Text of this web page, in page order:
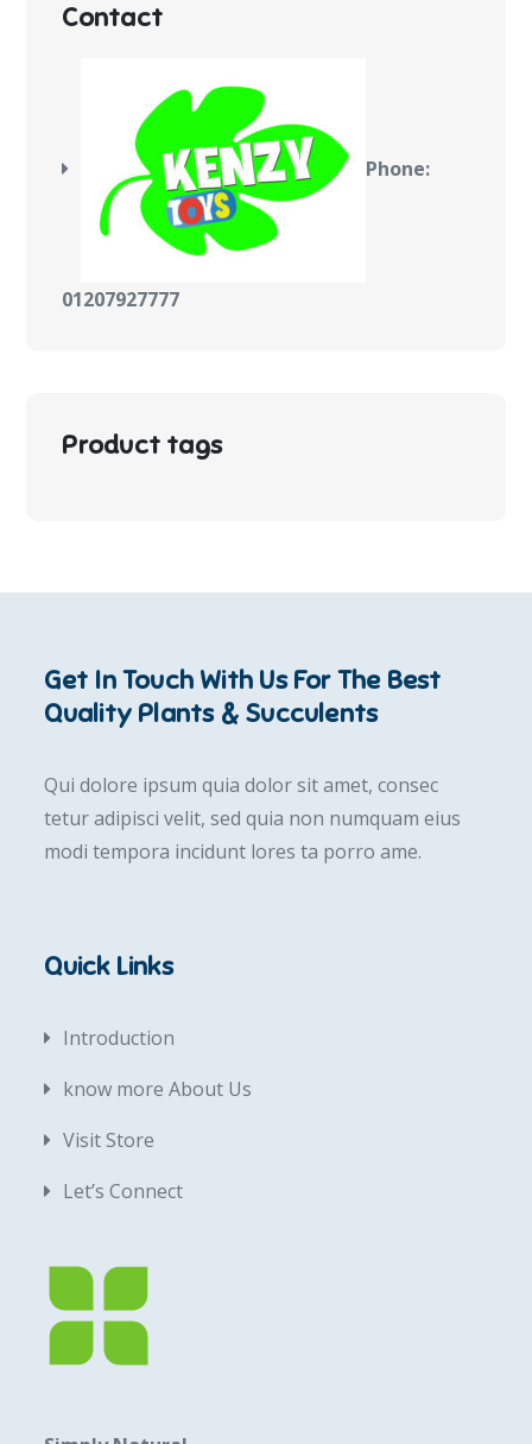
Contact
Phone:
01207927777
Product tags
Get In Touch With Us For The Best
Quality Plants & Succulents
Qui dolore ipsum quia dolor sit amet, consec
tetur adipisci velit, sed quia non numquam eius
modi tempora incidunt lores ta porro ame.
Quick Links
Introduction
know more About Us
Visit Store
Let’s Connect